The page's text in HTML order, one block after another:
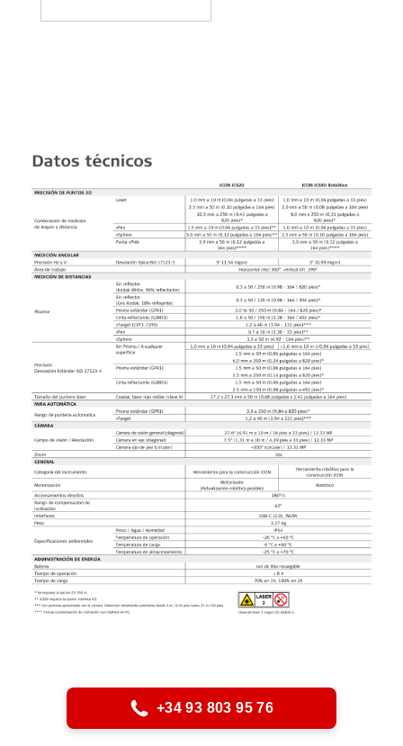
+34 93 803 95 76